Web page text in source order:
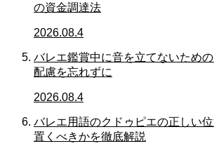
の資金調達法
2026.08.4
バレエ鑑賞中に音を立てないため
配慮を忘れずに
2026.08.4
バレエ用語のクドゥピエの正しい
置くべきかを徹底解説